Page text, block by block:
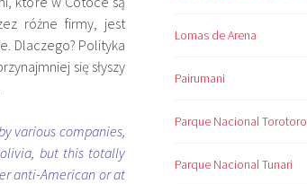
różne firmy, jest
Dlaczego? Polityka
się słyszy
various companies,
but this totally
anti-American or at
Lomas de Arena
Pairumani
Parque Nacional Torotoro
Parque Nacional Tunari